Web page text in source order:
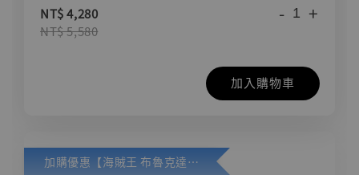
NT$ 4,280
NT$ 5,580
- +
加入購物車
加購優惠【海賊王 布魯克達摩 [7STARS Studio]】